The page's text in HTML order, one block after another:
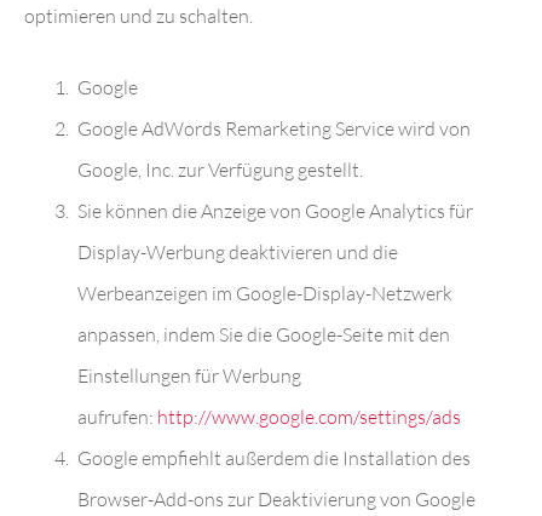
optimieren und zu schalten.
Google
Google AdWords Remarketing Service wird von
Google, Inc. zur Verfügung gestellt.
Sie können die Anzeige von Google Analytics für
Display-Werbung deaktivieren und die
Werbeanzeigen im Google-Display-Netzwerk
anpassen, indem Sie die Google-Seite mit den
Einstellungen für Werbung
aufrufen: http://www.google.com/settings/ads
Google empfiehlt außerdem die Installation des
Browser-Add-ons zur Deaktivierung von Google